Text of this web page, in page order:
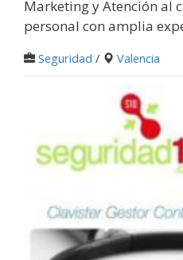
Marketing y Atención al
personal con amplia
Seguridad / Valencia